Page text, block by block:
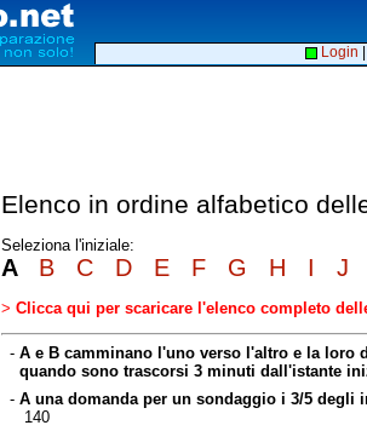
Login
Elenco in ordine alfabetico
Seleziona l'iniziale:
A B C D E F G H I J
> Clicca qui per scaricare l'elenco completo
- A e B camminano l'uno verso l'altro e la loro
quando sono trascorsi 3 minuti dall'istante
- A una domanda per un sondaggio i 3/5 degli
140